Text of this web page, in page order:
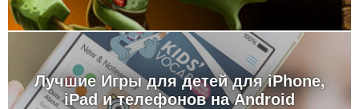
Лучшие Игры для детей для iPhone,
iPad и телефонов на Android